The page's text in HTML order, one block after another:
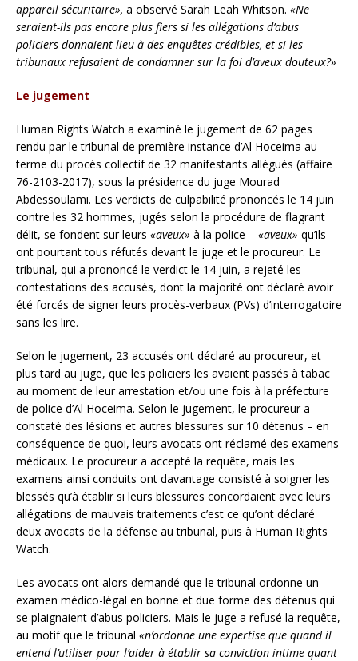
appareil sécuritaire», a observé Sarah Leah Whitson. «Ne
seraient-ils pas encore plus fiers si les allégations d’abus
policiers donnaient lieu à des enquêtes crédibles, et si les
tribunaux refusaient de condamner sur la foi d’aveux douteux?»
Le jugement
Human Rights Watch a examiné le jugement de 62 pages
rendu par le tribunal de première instance d’Al Hoceima au
terme du procès collectif de 32 manifestants allégués (affaire
76-2103-2017), sous la présidence du juge Mourad
Abdessoulami. Les verdicts de culpabilité prononcés le 14 juin
contre les 32 hommes, jugés selon la procédure de flagrant
délit, se fondent sur leurs «aveux» à la police – «aveux» qu’ils
ont pourtant tous réfutés devant le juge et le procureur. Le
tribunal, qui a prononcé le verdict le 14 juin, a rejeté les
contestations des accusés, dont la majorité ont déclaré avoir
été forcés de signer leurs procès-verbaux (PVs) d’interrogatoire
sans les lire.
Selon le jugement, 23 accusés ont déclaré au procureur, et
plus tard au juge, que les policiers les avaient passés à tabac
au moment de leur arrestation et/ou une fois à la préfecture
de police d’Al Hoceima. Selon le jugement, le procureur a
constaté des lésions et autres blessures sur 10 détenus – en
conséquence de quoi, leurs avocats ont réclamé des examens
médicaux. Le procureur a accepté la requête, mais les
examens ainsi conduits ont davantage consisté à soigner les
blessés qu’à établir si leurs blessures concordaient avec leurs
allégations de mauvais traitements c’est ce qu’ont déclaré
deux avocats de la défense au tribunal, puis à Human Rights
Watch.
Les avocats ont alors demandé que le tribunal ordonne un
examen médico-légal en bonne et due forme des détenus qui
se plaignaient d’abus policiers. Mais le juge a refusé la requête,
au motif que le tribunal «n’ordonne une expertise que quand il
entend l’utiliser pour l’aider à établir sa conviction intime quant